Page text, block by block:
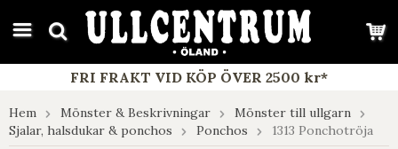
google-site-verification: google7e4b1026db5d9f32.html
FRI FRAKT VID KÖP ÖVER 2500 kr*
Hem Mönster & Beskrivningar
Mönster till ullgarn
Sjalar, halsdukar & ponchos
Ponchos 1313 Ponchotröja